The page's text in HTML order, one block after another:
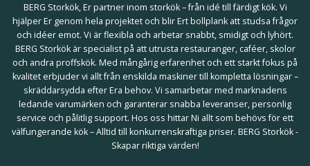
BERG Storkök, Er partner inom storkök – från idé till färdigt kök. Vi
hjälper Er genom hela projektet och blir Ert bollplank att studsa frågor
och idéer emot. Vi är flexibla och arbetar snabbt, smidigt och lyhört.
BERG Storkök är specialist på att utrusta restauranger, caféer, skolor
och andra proffskök. Med mångårig erfarenhet och ett starkt fokus på
kvalitet erbjuder vi allt från enskilda maskiner till kompletta lösningar –
skräddarsydda efter Era behov. Vi samarbetar med marknadens
ledande varumärken och garanterar snabba leveranser, personlig
service och pålitlig support. Hos oss hittar Ni allt som behövs för ett
välfungerande kök – Alltid till konkurrenskraftiga priser. BERG Storkök -
Skapar riktiga värden!